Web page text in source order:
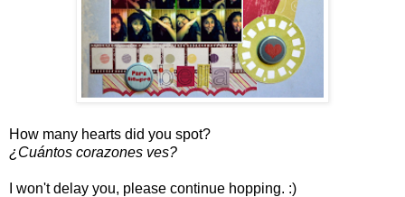
How many hearts did you spot?
¿Cuántos corazones ves?
I won't delay you, please continue hopping. :)